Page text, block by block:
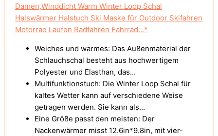
Damen,Winddicht Warm Winter Loop Schal
Halswärmer Halstuch Ski Maske für Outdoor Skifahren
Motorrad Laufen Radfahren Fahrrad...*
Weiches und warmes: Das Außenmaterial der
Schlauchschal besteht aus hochwertigem
Polyester und Elasthan, das...
Multifunktionstuch: Die Winter Loop Schal für
kaltes Wetter kann auf verschiedene Weise
getragen werden. Sie kann als...
Eine Größe passt den meisten: Der
Nackenwärmer misst 12.6in*9.8in, mit vier-